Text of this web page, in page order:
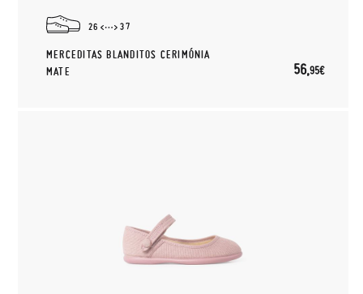
26 37
MERCEDITAS BLANDITOS CERIMÓNIA
MATE
56,95€